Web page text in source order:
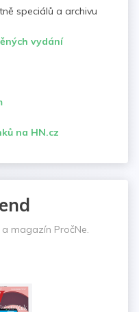
speciálů a archivu
vydání
na HN.cz
magazín PročNe.